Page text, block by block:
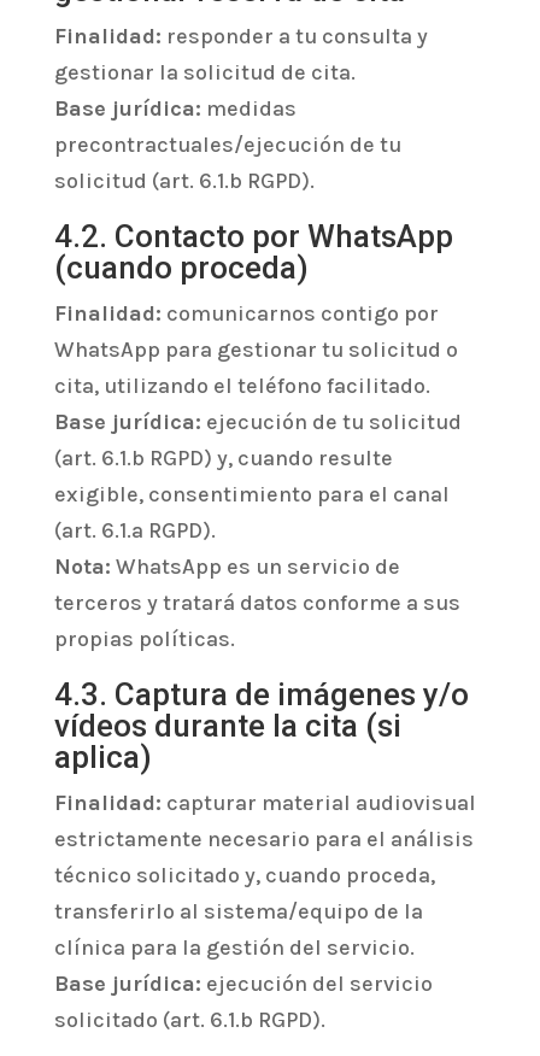
Finalidad: responder a tu consulta y
gestionar la solicitud de cita.
Base jurídica: medidas
precontractuales/ejecución de tu
solicitud (art. 6.1.b RGPD).
4.2. Contacto por WhatsApp
(cuando proceda)
Finalidad: comunicarnos contigo por
WhatsApp para gestionar tu solicitud o
cita, utilizando el teléfono facilitado.
Base jurídica: ejecución de tu solicitud
(art. 6.1.b RGPD) y, cuando resulte
exigible, consentimiento para el canal
(art. 6.1.a RGPD).
Nota: WhatsApp es un servicio de
terceros y tratará datos conforme a sus
propias políticas.
4.3. Captura de imágenes y/o
vídeos durante la cita (si
aplica)
Finalidad: capturar material audiovisual
estrictamente necesario para el análisis
técnico solicitado y, cuando proceda,
transferirlo al sistema/equipo de la
clínica para la gestión del servicio.
Base jurídica: ejecución del servicio
solicitado (art. 6.1.b RGPD).